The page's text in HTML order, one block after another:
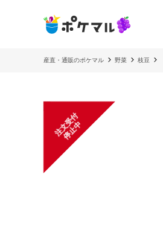
産直・通販のポケマル 野菜 枝豆
注
文
受
付
停
止
中